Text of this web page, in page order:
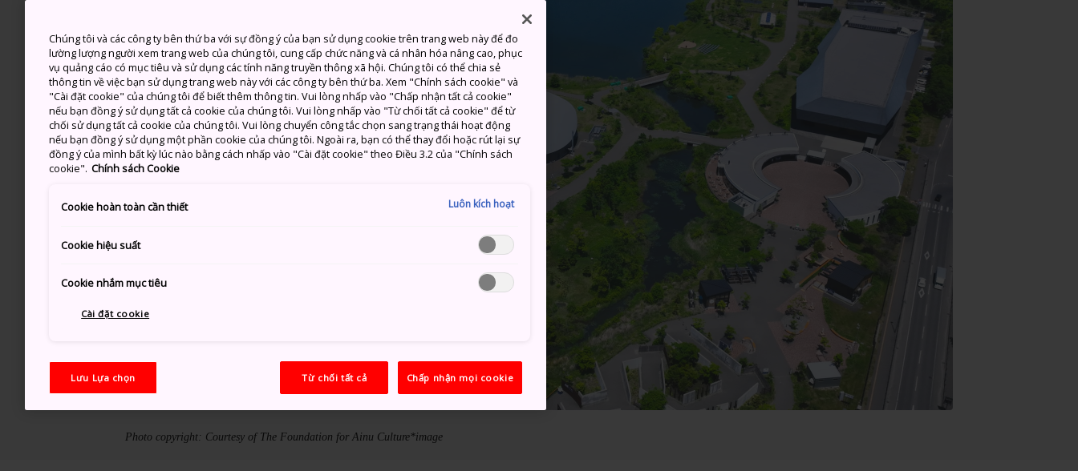
Photo copyright: Courtesy of The Foundation for Ainu Culture*image
Chúng tôi và các công ty bên thứ ba với sự đồng ý của bạn sử dụng cookie trên trang web này để đo
lường lượng người xem trang web của chúng tôi, cung cấp chức năng và cá nhân hóa nâng cao, phục
vụ quảng cáo có mục tiêu và sử dụng các tính năng truyền thông xã hội. Chúng tôi có thể chia sẻ
thông tin về việc bạn sử dụng trang web này với các công ty bên thứ ba. Xem "Chính sách cookie" và
"Cài đặt cookie" của chúng tôi để biết thêm thông tin. Vui lòng nhấp vào "Chấp nhận tất cả cookie"
nếu bạn đồng ý sử dụng tất cả cookie của chúng tôi. Vui lòng nhấp vào "Từ chối tất cả cookie" để từ
chối sử dụng tất cả cookie của chúng tôi. Vui lòng chuyển công tắc chọn sang trạng thái hoạt động
nếu bạn đồng ý sử dụng một phần cookie của chúng tôi. Ngoài ra, bạn có thể thay đổi hoặc rút lại sự
đồng ý của mình bất kỳ lúc nào bằng cách nhấp vào "Cài đặt cookie" theo Điều 3.2 của "Chính sách
cookie". Chính sách Cookie
Cookie hoàn toàn cần thiết Luôn kích hoạt
Cookie hiệu suất
Cookie nhắm mục tiêu
Cài đặt cookie
Lưu Lựa chọn Từ chối tất cả Chấp nhận mọi cookie